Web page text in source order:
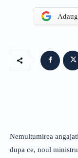
Nemultumirea
dupa ce, noul